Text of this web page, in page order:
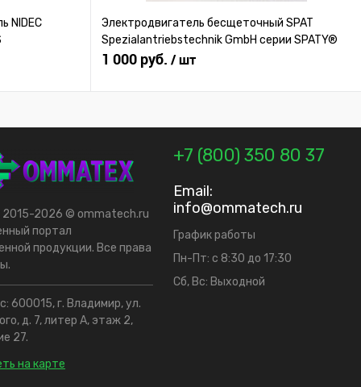
NIDEC
Электродвигатель бесщеточный SPAT
Spezialantriebstechnik GmbH серии SPATY®
1 000 руб. / шт
2015-2026 © ommatech.ru
портал
продукции. Все права
600015, г. Владимир, ул.
д. 7, литер А, этаж 2,
27.
на карте
+7 (800) 350 80 37
Email:
info@ommatech.ru
График работы
Пн-Пт: с 8:30 до 17:30
Сб, Вс: Выходной